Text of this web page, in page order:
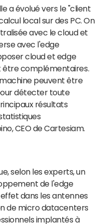
a évolué vers le "client
local sur des PC. On
avec le cloud et
avec l'edge
cloud et edge
être complémentaires.
peuvent être
détecter toute
résultats
CEO de Cartesiam.
selon les experts, un
de l'edge
dans les antennes
de micro datacenters
implantés à